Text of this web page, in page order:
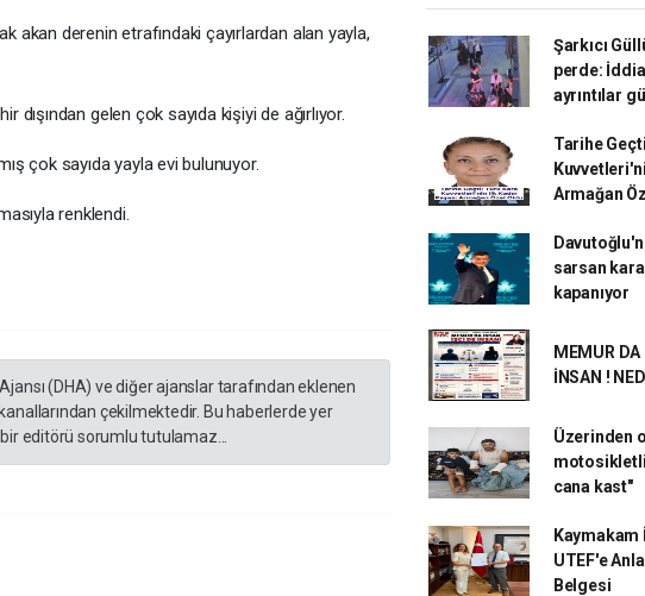
akan derenin etrafındaki çayırlardan alan yayla,
dışından gelen çok sayıda kişiyi de ağırlıyor.
çok sayıda yayla evi bulunuyor.
renklendi.
(DHA) ve diğer ajanslar tarafından eklenen
çekilmektedir. Bu haberlerde yer
editörü sorumlu tutulamaz...
Şarkıcı
perde:
ayrıntılar
Tarihe
Armağan
sarsan
kapanıyor
MEMUR
İNSAN !
Üzerinden
cana kast"
Kaymakam
UTEF'e
Belgesi